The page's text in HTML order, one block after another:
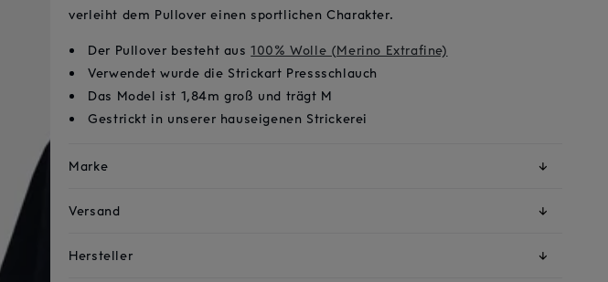
verleiht dem Pullover einen sportlichen Charakter.
Der Pullover besteht aus100% Wolle (Merino Extrafine)
Verwendet wurde die Strickart Pressschlauch
Das Model ist 1,84m groß und trägt M
Gestrickt in unserer hauseigenen Strickerei
Marke ↓
Versand ↓
Hersteller ↓